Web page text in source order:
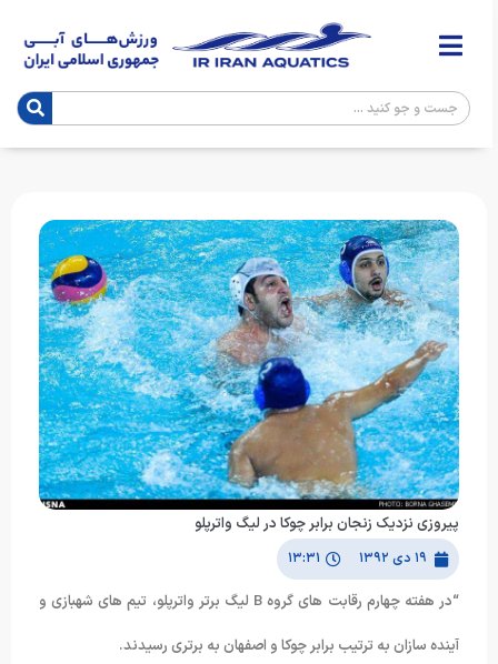
پیروزی نزدیک زنجان برابر چوکا در لیگ واترپلو
۱۹ دی ۱۳۹۲ ۱۳:۳۱
“در هفته چهارم رقابت های گروه B لیگ برتر واترپلو، تیم های شهبازی و
آینده سازان به ترتیب برابر چوکا و اصفهان به برتری رسیدند.